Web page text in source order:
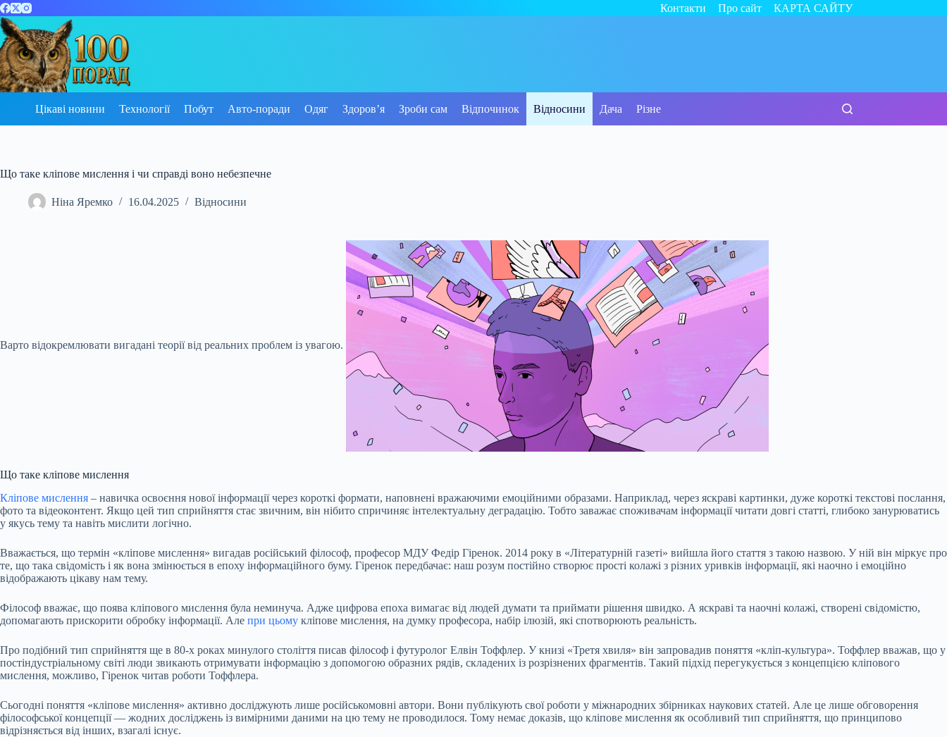
Перейти
до
вмісту
Контакти Про сайт КАРТА САЙТУ
Цікаві новини Технології Побут Авто-поради Одяг Здоров’я Зроби сам Відпочинок Відносини Дача Різне
Що таке кліпове мислення і чи справді воно небезпечне
Ніна Яремко 16.04.2025 Відносини
Варто відокремлювати вигадані теорії від реальних проблем із увагою.
Що таке кліпове мислення
Кліпове мислення – навичка освоєння нової інформації через короткі формати, наповнені вражаючими емоційними образами. Наприклад, через яскраві картинки, дуже короткі текстові послання,
фото та відеоконтент. Якщо цей тип сприйняття стає звичним, він нібито спричиняє інтелектуальну деградацію. Тобто заважає споживачам інформації читати довгі статті, глибоко занурюватись
у якусь тему та навіть мислити логічно.
Вважається, що термін «кліпове мислення» вигадав російський філософ, професор МДУ Федір Гіренок. 2014 року в «Літературній газеті» вийшла його стаття з такою назвою. У ній він міркує про
те, що така свідомість і як вона змінюється в епоху інформаційного буму. Гіренок передбачає: наш розум постійно створює прості колажі з різних уривків інформації, які наочно і емоційно
відображають цікаву нам тему.
Філософ вважає, що поява кліпового мислення була неминуча. Адже цифрова епоха вимагає від людей думати та приймати рішення швидко. А яскраві та наочні колажі, створені свідомістю,
допомагають прискорити обробку інформації. Але при цьому кліпове мислення, на думку професора, набір ілюзій, які спотворюють реальність.
Про подібний тип сприйняття ще в 80-х роках минулого століття писав філософ і футуролог Елвін Тоффлер. У книзі «Третя хвиля» він запровадив поняття «кліп-культура». Тоффлер вважав, що у
постіндустріальному світі люди звикають отримувати інформацію з допомогою образних рядів, складених із розрізнених фрагментів. Такий підхід перегукується з концепцією кліпового
мислення, можливо, Гіренок читав роботи Тоффлера.
Сьогодні поняття «кліпове мислення» активно досліджують лише російськомовні автори. Вони публікують свої роботи у міжнародних збірниках наукових статей. Але це лише обговорення
філософської концепції — жодних досліджень із вимірними даними на цю тему не проводилося. Тому немає доказів, що кліпове мислення як особливий тип сприйняття, що принципово
відрізняється від інших, взагалі існує.